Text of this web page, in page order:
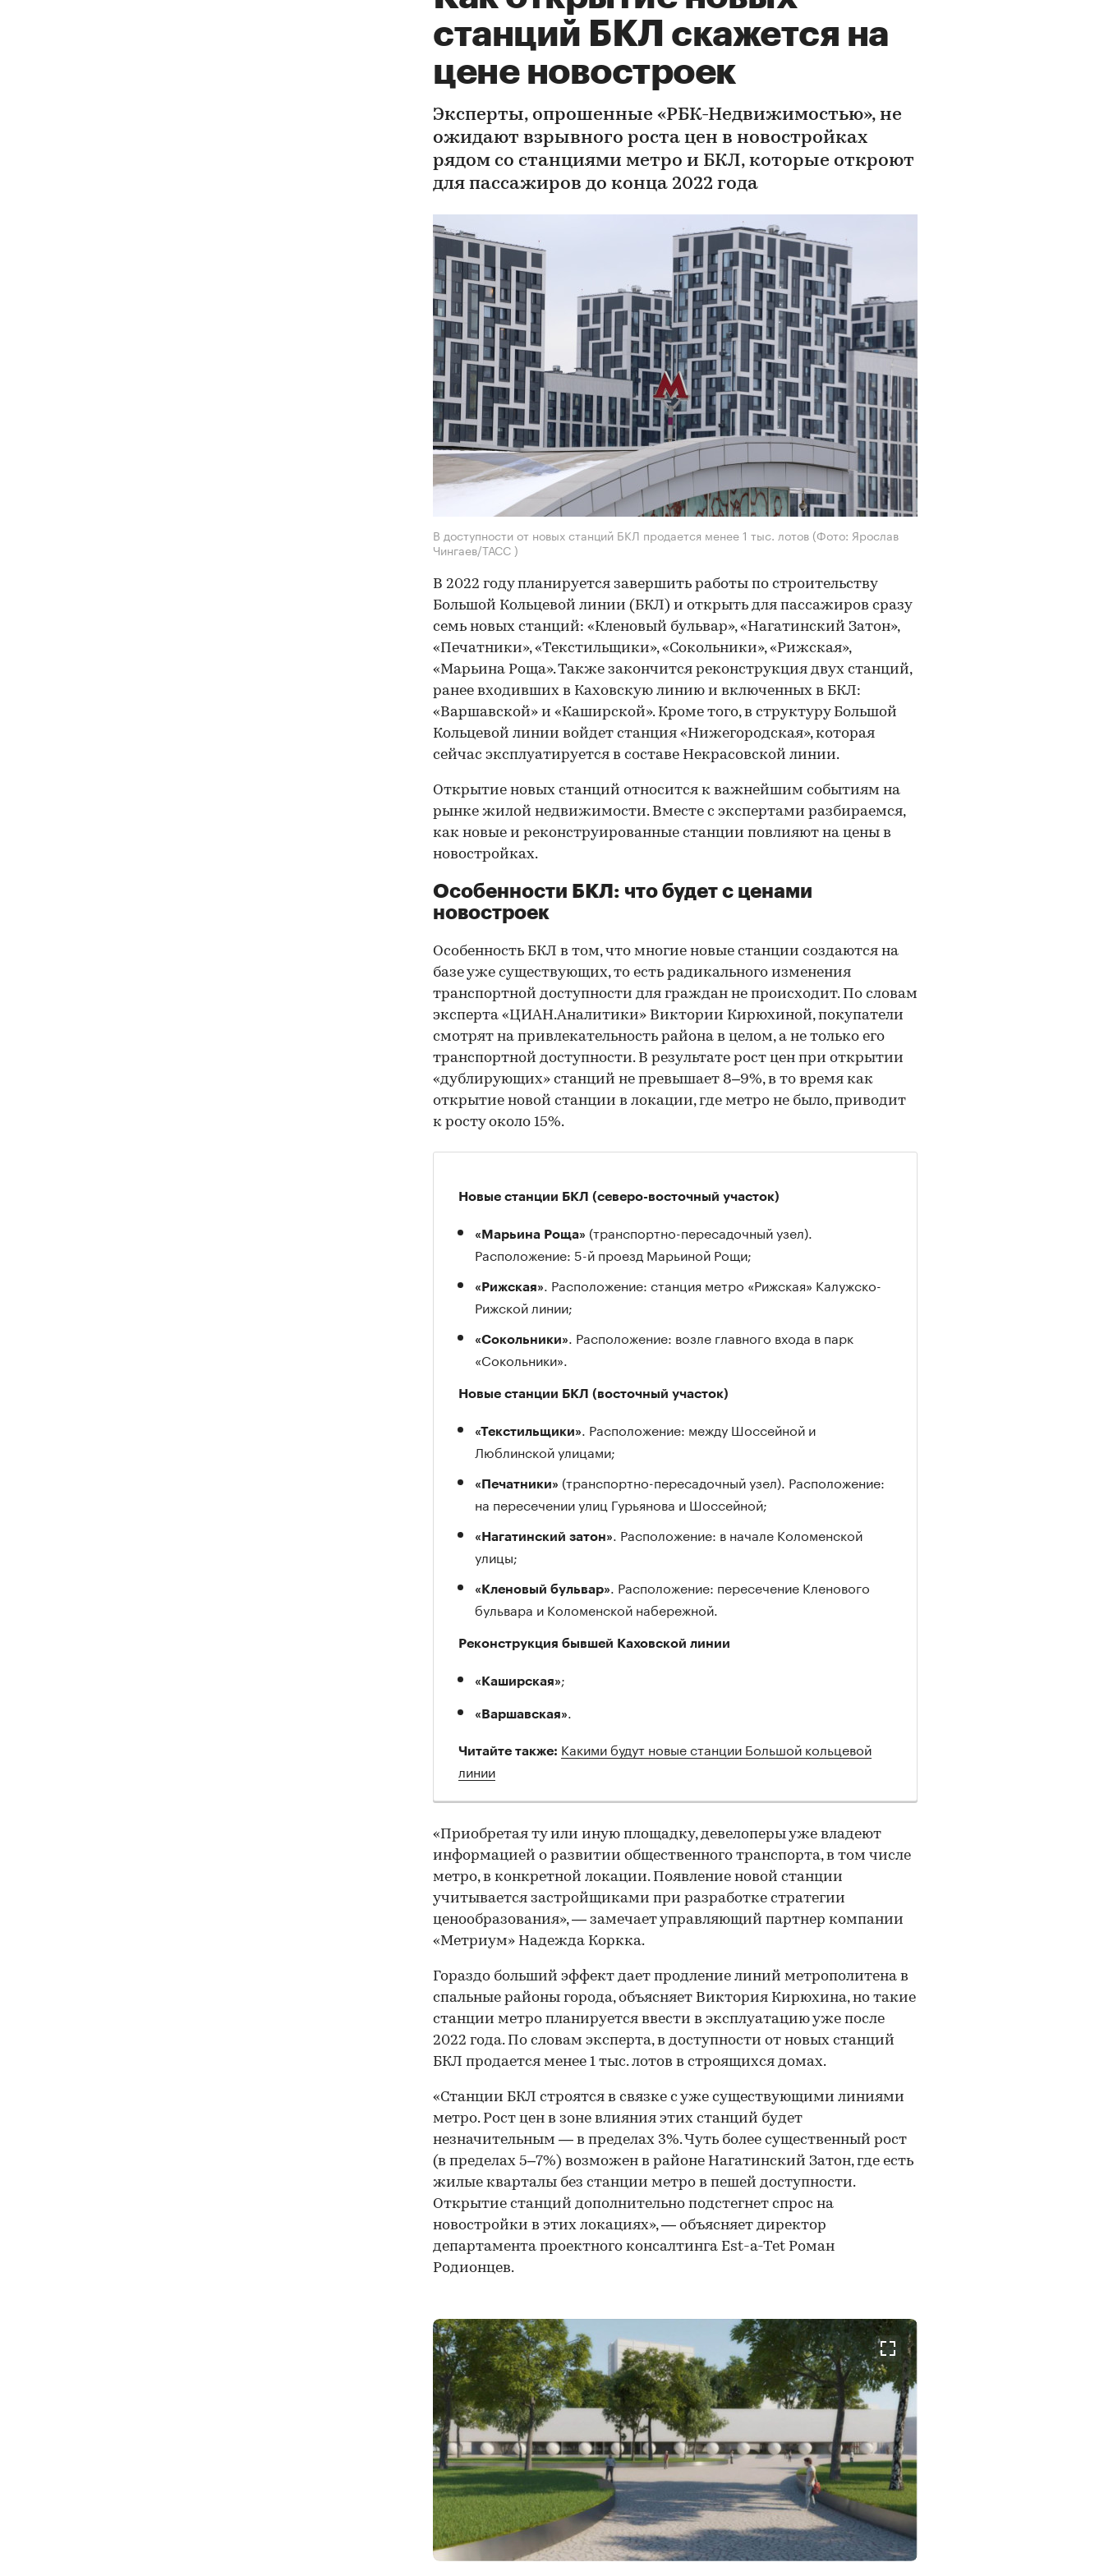
станций БКЛ скажется на
цене новостроек
Эксперты, опрошенные «РБК-Недвижимостью», не
ожидают взрывного роста цен в новостройках
рядом со станциями метро и БКЛ, которые откроют
для пассажиров до конца 2022 года
В доступности от новых станций БКЛ продается менее 1 тыс. лотов (Фото: Ярослав
Чингаев/ТАСС )
В 2022 году планируется завершить работы по строительству
Большой Кольцевой линии (БКЛ) и открыть для пассажиров сразу
семь новых станций: «Кленовый бульвар», «Нагатинский Затон»,
«Печатники», «Текстильщики», «Сокольники», «Рижская»,
«Марьина Роща». Также закончится реконструкция двух станций,
ранее входивших в Каховскую линию и включенных в БКЛ:
«Варшавской» и «Каширской». Кроме того, в структуру Большой
Кольцевой линии войдет станция «Нижегородская», которая
сейчас эксплуатируется в составе Некрасовской линии.
Открытие новых станций относится к важнейшим событиям на
рынке жилой недвижимости. Вместе с экспертами разбираемся,
как новые и реконструированные станции повлияют на цены в
новостройках.
Особенности БКЛ: что будет с ценами
новостроек
Особенность БКЛ в том, что многие новые станции создаются на
базе уже существующих, то есть радикального изменения
транспортной доступности для граждан не происходит. По словам
эксперта «ЦИАН.Аналитики» Виктории Кирюхиной, покупатели
смотрят на привлекательность района в целом, а не только его
транспортной доступности. В результате рост цен при открытии
«дублирующих» станций не превышает 8–9%, в то время как
открытие новой станции в локации, где метро не было, приводит
к росту около 15%.
Новые станции БКЛ (северо-восточный участок)
«Марьина Роща» (транспортно-пересадочный узел).
Расположение: 5-й проезд Марьиной Рощи;
«Рижская»
. Расположение: станция метро «Рижская» Калужско-
Рижской линии;
«Сокольники»
. Расположение: возле главного входа в парк
«Сокольники».
Новые станции БКЛ (восточный участок)
«Текстильщики»
. Расположение: между Шоссейной и
Люблинской улицами;
«Печатники» (транспортно-пересадочный узел). Расположение:
на пересечении улиц Гурьянова и Шоссейной;
«Нагатинский затон»
. Расположение: в начале Коломенской
улицы;
«Кленовый бульвар»
. Расположение: пересечение Кленового
бульвара и Коломенской набережной.
Реконструкция бывшей Каховской линии
«Каширская»;
«Варшавская»
Читайте также: Какими будут новые станции Большой кольцевой
линии
«Приобретая ту или иную площадку, девелоперы уже владеют
информацией о развитии общественного транспорта, в том числе
метро, в конкретной локации. Появление новой станции
учитывается застройщиками при разработке стратегии
ценообразования», — замечает управляющий партнер компании
«Метриум» Надежда Коркка.
Гораздо больший эффект дает продление линий метрополитена в
спальные районы города, объясняет Виктория Кирюхина, но такие
станции метро планируется ввести в эксплуатацию уже после
2022 года. По словам эксперта, в доступности от новых станций
БКЛ продается менее 1 тыс. лотов в строящихся домах.
«Станции БКЛ строятся в связке с уже существующими линиями
метро. Рост цен в зоне влияния этих станций будет
незначительным — в пределах 3%. Чуть более существенный рост
(в пределах 5–7%) возможен в районе Нагатинский Затон, где есть
жилые кварталы без станции метро в пешей доступности.
Открытие станций дополнительно подстегнет спрос на
новостройки в этих локациях», — объясняет директор
департамента проектного консалтинга Est-a-Tet Роман
Родионцев.